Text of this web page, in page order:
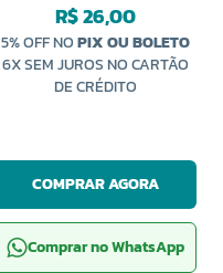
R$ 26,00
5% OFF NOPIX OU BOLETO
6X SEM JUROS NO CARTÃO
DE CRÉDITO
COMPRAR AGORA
Comprar no WhatsApp